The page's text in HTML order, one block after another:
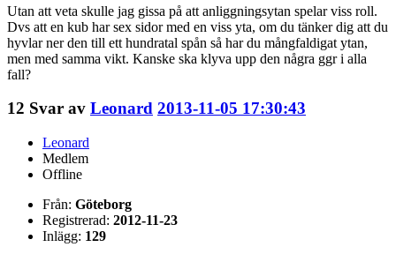
Utan att veta skulle jag gissa på att anliggningsytan spelar viss roll.
Dvs att en kub har sex sidor med en viss yta, om du tänker dig att du
hyvlar ner den till ett hundratal spån så har du mångfaldigat ytan,
men med samma vikt. Kanske ska klyva upp den några ggr i alla
fall?
12 Svar av Leonard 2013-11-05 17:30:43
Leonard
Medlem
Offline
Från: Göteborg
Registrerad: 2012-11-23
Inlägg: 129